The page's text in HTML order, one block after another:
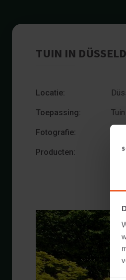
TUIN IN
Locatie:
Toepassing: Tuin
Fotografie:
Producten: